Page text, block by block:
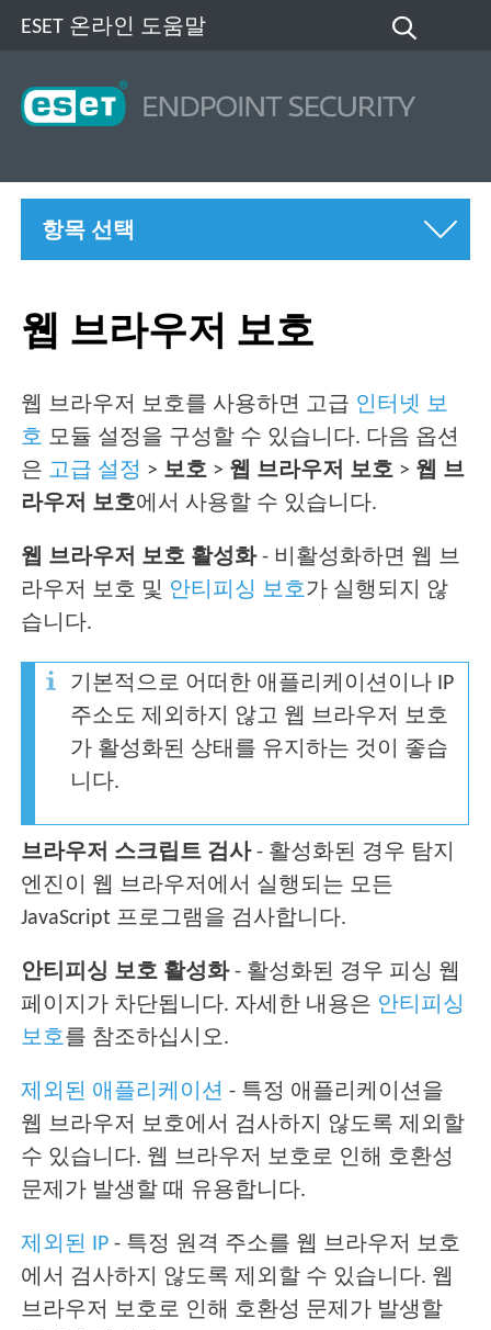
ESET 온라인 도움말
항목 선택
웹 브라우저 보호
웹 브라우저 보호를 사용하면 고급 인터넷 보
호 모듈 설정을 구성할 수 있습니다. 다음 옵션
은 고급 설정 > 보호 > 웹 브라우저 보호 > 웹 브
라우저 보호에서 사용할 수 있습니다.
웹 브라우저 보호 활성화- 비활성화하면 웹 브
라우저 보호 및 안티피싱 보호가 실행되지 않
습니다.
기본적으로 어떠한 애플리케이션이나 IP
주소도 제외하지 않고 웹 브라우저 보호
가 활성화된 상태를 유지하는 것이 좋습
니다.
브라우저 스크립트 검사- 활성화된 경우 탐지
엔진이 웹 브라우저에서 실행되는 모든
JavaScript 프로그램을 검사합니다.
안티피싱 보호 활성화- 활성화된 경우 피싱 웹
페이지가 차단됩니다. 자세한 내용은 안티피싱
보호를 참조하십시오.
제외된 애플리케이션 - 특정 애플리케이션을
웹 브라우저 보호에서 검사하지 않도록 제외할
수 있습니다. 웹 브라우저 보호로 인해 호환성
문제가 발생할 때 유용합니다.
제외된 IP - 특정 원격 주소를 웹 브라우저 보호
에서 검사하지 않도록 제외할 수 있습니다. 웹
브라우저 보호로 인해 호환성 문제가 발생할